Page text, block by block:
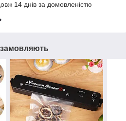
14 днів за домовленістю